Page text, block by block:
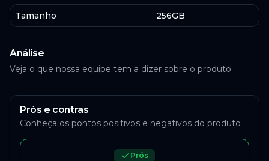
Tamanho 256GB
Análise
Veja o que nossa equipe tem a dizer sobre o produto
Prós e contras
Conheça os pontos positivos e negativos do produto
Prós